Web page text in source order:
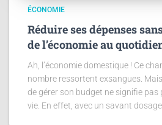
ÉCONOMIE
Réduire ses dépenses
de l’économie au
Ah, l’économie domestique ! Ce
nombre ressortent exsangues.
de gérer son budget ne signifie pas
vie. En effet, avec un savant